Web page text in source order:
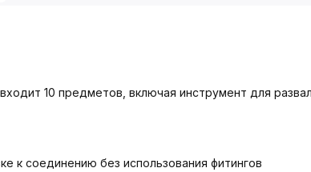
10 предметов, включая инструмент для
к соединению без использования фитингов